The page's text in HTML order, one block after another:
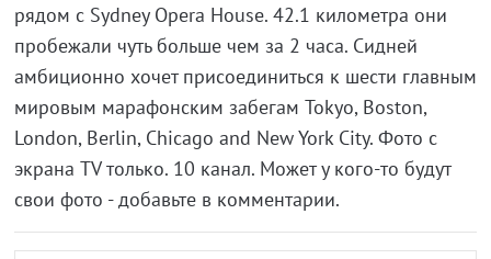
рядом с Sydney Opera House. 42.1 километра они
пробежали чуть больше чем за 2 часа. Сидней
амбиционно хочет присоединиться к шести главным
мировым марафонским забегам Tokyo, Boston,
London, Berlin, Chicago and New York City. Фото с
экрана TV только. 10 канал. Может у кого-то будут
свои фото - добавьте в комментарии.